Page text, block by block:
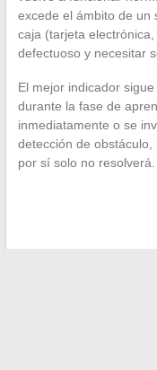
excede el ámbito de un
caja (tarjeta
defectuoso y necesitar
El mejor indicador
durante la fase de
inmediatamente o se
detección de
por sí solo no resolverá.